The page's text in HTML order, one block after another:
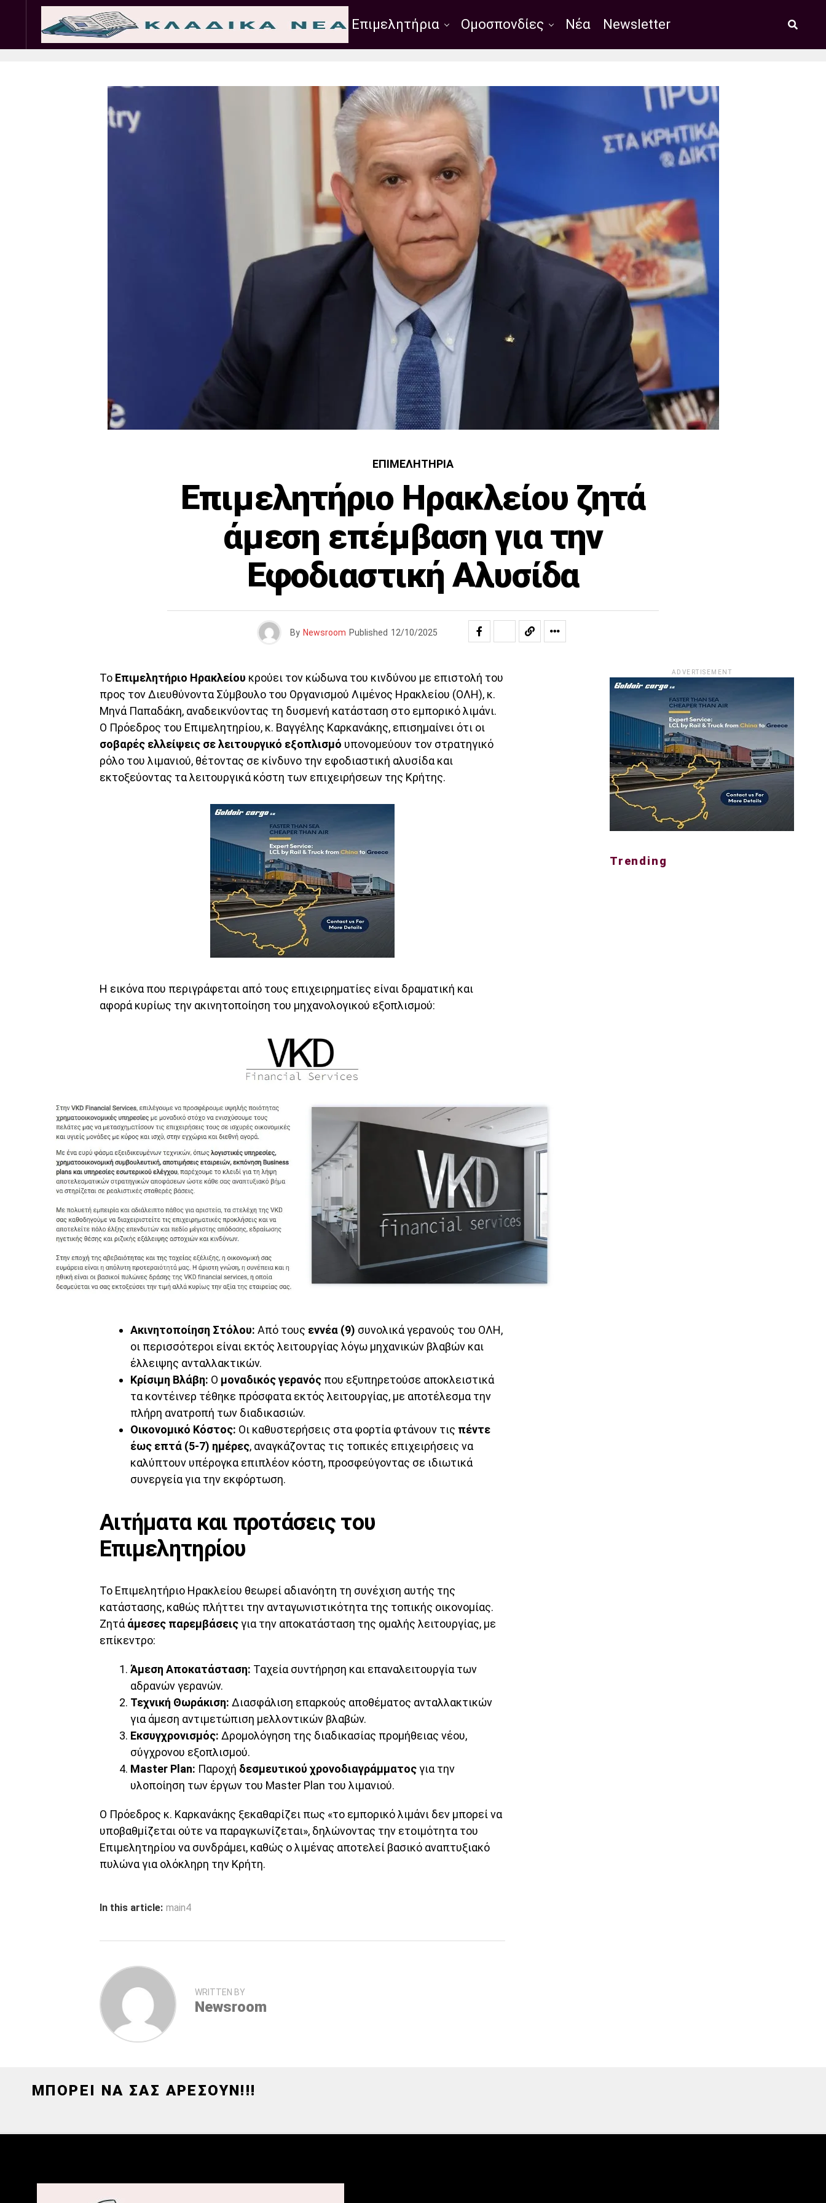
Σωματεία Εμπ. Σύλλογοι Επιμελητήρια Ομοσπονδίες Νέα Newsletter
ΕΠΙΜΕΛΗΤΉΡΙΑ
Επιμελητήριο Ηρακλείου ζητά
άμεση επέμβαση για την
Εφοδιαστική Αλυσίδα
By Newsroom Published 12/10/2025
Το Επιμελητήριο Ηρακλείου κρούει τον κώδωνα του κινδύνου με επιστολή του
προς τον Διευθύνοντα Σύμβουλο του Οργανισμού Λιμένος Ηρακλείου (ΟΛΗ), κ.
Μηνά Παπαδάκη, αναδεικνύοντας τη δυσμενή κατάσταση στο εμπορικό λιμάνι.
Ο Πρόεδρος του Επιμελητηρίου, κ. Βαγγέλης Καρκανάκης, επισημαίνει ότι οι
σοβαρές ελλείψεις σε λειτουργικό εξοπλισμό υπονομεύουν τον στρατηγικό
ρόλο του λιμανιού, θέτοντας σε κίνδυνο την εφοδιαστική αλυσίδα και
εκτοξεύοντας τα λειτουργικά κόστη των επιχειρήσεων της Κρήτης.
Η εικόνα που περιγράφεται από τους επιχειρηματίες είναι δραματική και
αφορά κυρίως την ακινητοποίηση του μηχανολογικού εξοπλισμού:
Ακινητοποίηση Στόλου: Από τους εννέα (9) συνολικά γερανούς του ΟΛΗ,
οι περισσότεροι είναι εκτός λειτουργίας λόγω μηχανικών βλαβών και
έλλειψης ανταλλακτικών.
Κρίσιμη Βλάβη: Ο μοναδικός γερανός που εξυπηρετούσε αποκλειστικά
τα κοντέινερ τέθηκε πρόσφατα εκτός λειτουργίας, με αποτέλεσμα την
πλήρη ανατροπή των διαδικασιών.
Οικονομικό Κόστος: Οι καθυστερήσεις στα φορτία φτάνουν τις πέντε
έως επτά (5-7) ημέρες, αναγκάζοντας τις τοπικές επιχειρήσεις να
καλύπτουν υπέρογκα επιπλέον κόστη, προσφεύγοντας σε ιδιωτικά
συνεργεία για την εκφόρτωση.
Αιτήματα και προτάσεις του
Επιμελητηρίου
Το Επιμελητήριο Ηρακλείου θεωρεί αδιανόητη τη συνέχιση αυτής της
κατάστασης, καθώς πλήττει την ανταγωνιστικότητα της τοπικής οικονομίας.
Ζητάάμεσες παρεμβάσειςγια την αποκατάσταση της ομαλής λειτουργίας, με
επίκεντρο:
Άμεση Αποκατάσταση: Ταχεία συντήρηση και επαναλειτουργία των
αδρανών γερανών.
Τεχνική Θωράκιση: Διασφάλιση επαρκούς αποθέματος ανταλλακτικών
για άμεση αντιμετώπιση μελλοντικών βλαβών.
Εκσυγχρονισμός: Δρομολόγηση της διαδικασίας προμήθειας νέου,
σύγχρονου εξοπλισμού.
Master Plan: Παροχή δεσμευτικού χρονοδιαγράμματοςγια την
υλοποίηση των έργων του Master Plan του λιμανιού.
Ο Πρόεδρος κ. Καρκανάκης ξεκαθαρίζει πως «το εμπορικό λιμάνι δεν μπορεί να
υποβαθμίζεται ούτε να παραγκωνίζεται», δηλώνοντας την ετοιμότητα του
Επιμελητηρίου να συνδράμει, καθώς ο λιμένας αποτελεί βασικό αναπτυξιακό
πυλώνα για ολόκληρη την Κρήτη.
In this article: main4
WRITTEN BY
Newsroom
ADVERTISEMENT
Trending
ΜΠΟΡΕΙ ΝΑ ΣΑΣ ΑΡΕΣΟΥΝ!!!